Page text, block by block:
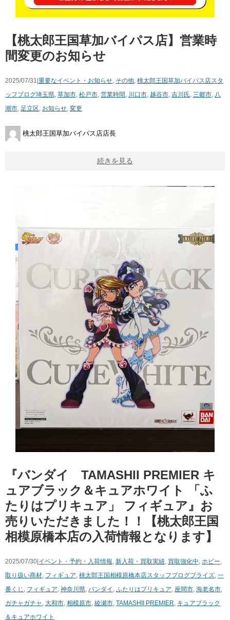
【桃太郎王国草加バイパス店】営業時
間変更のお知らせ
2025/07/31| 重要なイベント・お知らせ, その他, 桃太郎王国草加バイパス店スタ
ッフブログ埼玉県, 草加市, 松戸市, 営業時間, 川口市, 越谷市, 吉川氏, 三郷市, 八
潮市, 足立区, お知らせ, 変更
桃太郎王国草加バイパス店店長
続きを見る
『バンダイ TAMASHII PREMIER キ
ュアブラック＆キュアホワイト 「ふ
たりはプリキュア」 フィギュア』お
売りいただきました！！【桃太郎王国
相模原橋本店の入荷情報となります】
2025/07/30|イベント・予約・入荷情報 新入荷・買取実績 買取強化中 ホビー
取り扱い商材 フィギュア 桃太郎王国相模原橋本店スタッフブログプライズ 一
番くじ
フィギュア 神奈川県 バンダイ ふたりはプリキュア 座間市 海老名市
ガチャガチャ 大和市 相模原市 綾瀬市 TAMASHII PREMIER キュアブラック
＆キュアホワイト